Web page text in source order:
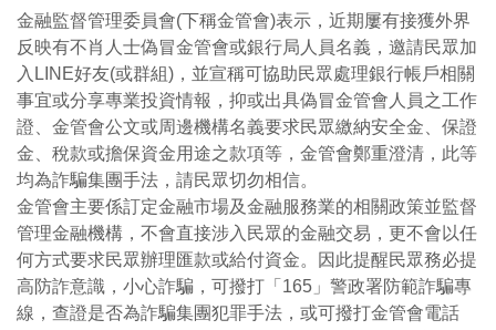
金融監督管理委員會(下稱金管會)表示，近期屢有接獲外界
反映有不肖人士偽冒金管會或銀行局人員名義，邀請民眾加
入LINE好友(或群組)，並宣稱可協助民眾處理銀行帳戶相關
事宜或分享專業投資情報，抑或出具偽冒金管會人員之工作
證、金管會公文或周邊機構名義要求民眾繳納安全金、保證
金、稅款或擔保資金用途之款項等，金管會鄭重澄清，此等
均為詐騙集團手法，請民眾切勿相信。
金管會主要係訂定金融市場及金融服務業的相關政策並監督
管理金融機構，不會直接涉入民眾的金融交易，更不會以任
何方式要求民眾辦理匯款或給付資金。因此提醒民眾務必提
高防詐意識，小心詐騙，可撥打「165」警政署防範詐騙專
線，查證是否為詐騙集團犯罪手法，或可撥打金管會電話